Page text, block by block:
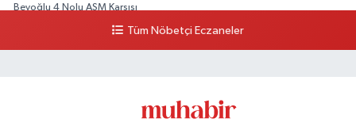
Beyoğlu 4 Nolu ASM Karşısı
Yol Tarifi Al
Tüm Nöbetçi Eczaneler